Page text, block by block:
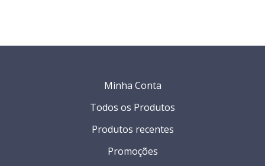
Minha Conta
Todos os Produtos
Produtos recentes
Promoções